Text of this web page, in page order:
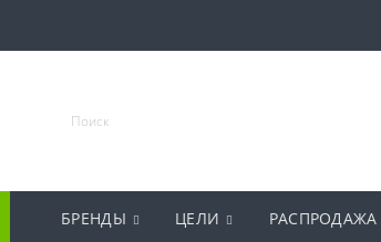
БРЕНДЫ ЦЕЛИ РАСПРОДАЖА